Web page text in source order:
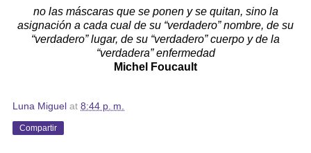
no las máscaras que se ponen y se quitan, sino la
asignación a cada cual de su “verdadero” nombre, de su
“verdadero” lugar, de su “verdadero” cuerpo y de la
“verdadera” enfermedad
Michel Foucault
Luna Miguel at 8:44 p. m.
Compartir